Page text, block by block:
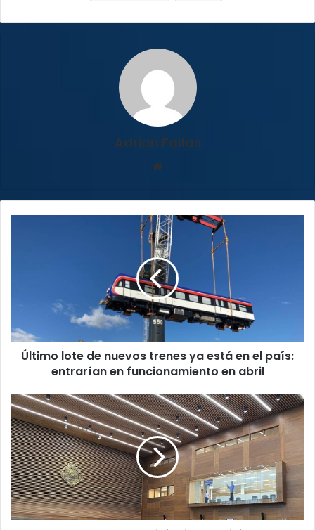
Adrian Fallas
el
país:
funcionamiento
en
abril
Último lote de nuevos trenes ya está en el país:
entrarían en funcionamiento en abril
Avanza
proyecto
que
digitaliza
servicios
dados
por
instituciones
públicas